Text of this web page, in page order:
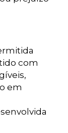
com
em